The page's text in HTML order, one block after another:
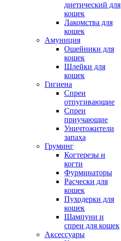
диетический для
кошек
Лакомства для
кошек
Амуниция
Ошейники для
кошек
Шлейки для
кошек
Гигиена
Спреи
отпугивающие
Спреи
приучающие
Уничтожители
запаха
Груминг
Когтерезы и
когти
Фурминаторы
Расчески для
кошек
Пуходерки для
кошек
Шампуни и
спреи для кошек
Аксессуары